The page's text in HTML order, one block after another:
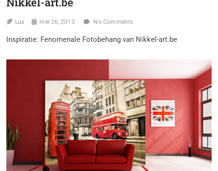
Lux mei 26, 2013 No Comments
Inspiratie: Fenomenale Fotobehang van Nikkel-art.be